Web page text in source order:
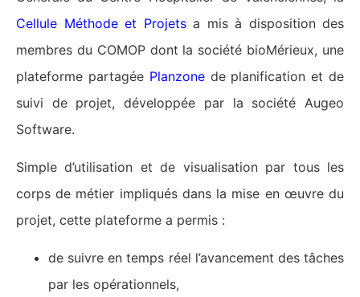
Cellule Méthode et Projetsa mis à disposition des
membres du COMOP dont la société bioMérieux, une
plateforme partagée Planzonede planification et de
suivi de projet, développée par la société Augeo
Software.
Simple d’utilisation et de visualisation par tous les
corps de métier impliqués dans la mise en œuvre du
projet, cette plateforme a permis :
de suivre en temps réel l’avancement des tâches
par les opérationnels,